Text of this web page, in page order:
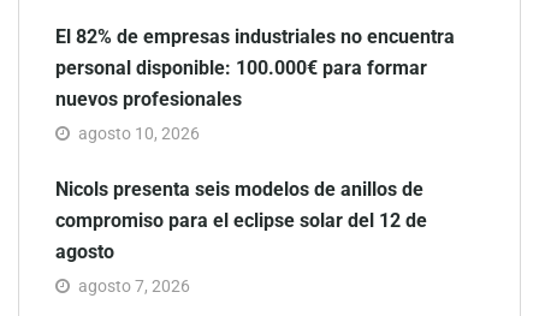
El 82% de empresas industriales no encuentra
personal disponible: 100.000€ para formar
nuevos profesionales
agosto 10, 2026
Nicols presenta seis modelos de anillos de
compromiso para el eclipse solar del 12 de
agosto
agosto 7, 2026